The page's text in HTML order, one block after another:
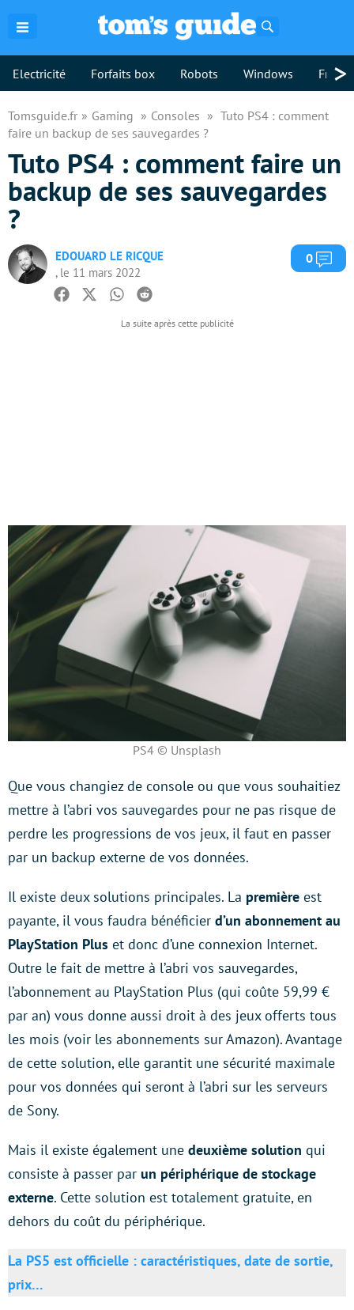
Electricité Forfaits box Robots Windows >
Tomsguide.fr Gaming Consoles
Tuto PS4 : comment
faire un backup de ses sauvegardes ?
Tuto PS4 : comment faire un
backup de ses sauvegardes
?
EDOUARD LE RICQUE
, le 11 mars 2022
0
Facebook
TwitterWhatsapp
Reddit
PS4 © Unsplash
Que vous changiez de console ou que vous souhaitiez
mettre à l’abri vos sauvegardes pour ne pas risque de
perdre les progressions de vos jeux, il faut en passer
par un backup externe de vos données.
Il existe deux solutions principales. La première est
payante, il vous faudra bénéficier d’un abonnement au
PlayStation Plus et donc d’une connexion Internet.
Outre le fait de mettre à l’abri vos sauvegardes,
l’abonnement au PlayStation Plus (qui coûte 59,99 €
par an) vous donne aussi droit à des jeux offerts tous
les mois (voir les abonnements sur Amazon). Avantage
de cette solution, elle garantit une sécurité maximale
pour vos données qui seront à l’abri sur les serveurs
de Sony.
Mais il existe également une deuxième solution qui
consiste à passer par un périphérique de stockage
externe. Cette solution est totalement gratuite, en
dehors du coût du périphérique.
La PS5 est officielle : caractéristiques, date de sortie,
prix…